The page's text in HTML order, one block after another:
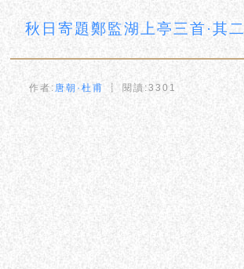
秋日寄題鄭監湖上亭三首·其二
作者: 唐朝·杜甫 ┋ 閱讀:3301